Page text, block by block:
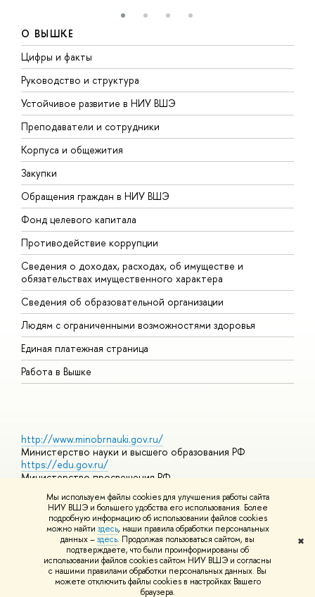
Мы используем файлы cookies для улучшения работы сайта
НИУ ВШЭ и большего удобства его использования. Более
подробную информацию об использовании файлов cookies
можно найти здесь, наши правила обработки персональных
данных –здесь. Продолжая пользоваться сайтом, вы
подтверждаете, что были проинформированы об
использовании файлов cookies сайтом НИУ ВШЭ и согласны
с нашими правилами обработки персональных данных. Вы
можете отключить файлы cookies в настройках Вашего
браузера.
✖
О ВЫШКЕ
Цифры и факты
Руководство и структура
Устойчивое развитие в НИУ ВШЭ
Преподаватели и сотрудники
Корпуса и общежития
Закупки
Обращения граждан в НИУ ВШЭ
Фонд целевого капитала
Противодействие коррупции
Сведения о доходах, расходах, об имуществе и
обязательствах имущественного характера
Сведения об образовательной организации
Людям с ограниченными возможностями здоровья
Единая платежная страница
Работа в Вышке
http://www.minobrnauki.gov.ru/
Министерство науки и высшего образования РФ
https://edu.gov.ru/
Министерство просвещения РФ
Массовые открытые онлайн-курсы
© НИУ ВШЭ 1993–2026 Адреса и контактыУсловия
использования материалов Политика конфиденциальности
Шрифты HSE Sans и HSE Slab разработаны вШколе дизайна НИУ